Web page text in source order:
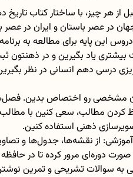
از هر چیز، با ساختار کتاب
در عصر باستان و ایران در عصر
این پایه برای مطالعه به
بیشتری یاد بگیرین و در
درسی دهم انسانیدر نظر
مشخصی رو اختصاص بدین.
مطالب، سعی کنین با
ذهنی استفاده کنین.
از نقشه‌ها، جدول‌ها و
صورت دوره‌ای مرور کرده تا در
به سوالات تشریحی و تمرین